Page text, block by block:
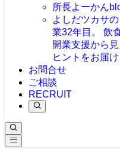
所長よーかん
よしだツカサの
業32年目。 飲
開業支援から
ヒントをお届け
お問合せ
ご相談
RECRUIT